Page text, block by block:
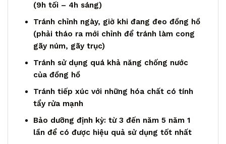
(9h tối – 4h sáng)
Tránh chỉnh ngày, giờ khi đang đeo đồng hồ
(phải tháo ra mới chỉnh để tránh làm cong
gãy núm, gãy trục)
Tránh sử dụng quá khả năng chống nước
của đồng hồ
Tránh tiếp xúc với những hóa chất có tính
tẩy rửa mạnh
Bảo dưỡng định kỳ: từ 3 đến năm 5 năm 1
lần để có được hiệu quả sử dụng tốt nhất